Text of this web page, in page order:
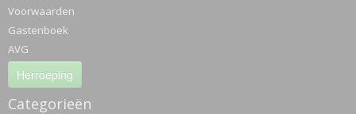
Voorwaarden
Gastenboek
AVG
Herroeping
Categorieën